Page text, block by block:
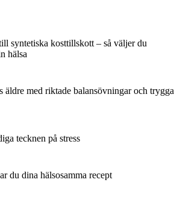
syntetiska kosttillskott – så väljer du
hälsa
med riktade balansövningar och trygga
tecknen på stress
du dina hälsosamma recept